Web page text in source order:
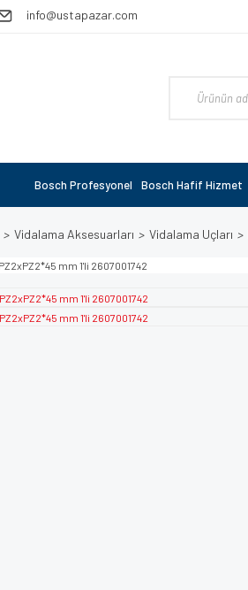
info@ustapazar.com
Bosch Profesyonel Bosch Hafif Hizmet
Vidalama Aksesuarları Vidalama Uçları